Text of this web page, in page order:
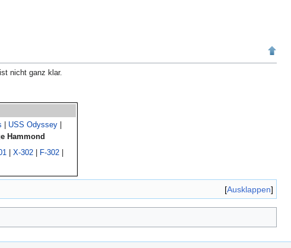
so ist, ist nicht ganz klar.
USS Odyssey
Hammond
X-302 F-302
Ausklappen